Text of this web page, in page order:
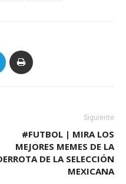
Siguiente
#FUTBOL | MIRA LOS
MEJORES MEMES DE LA
DE LA SELECCIÓN
MEXICANA